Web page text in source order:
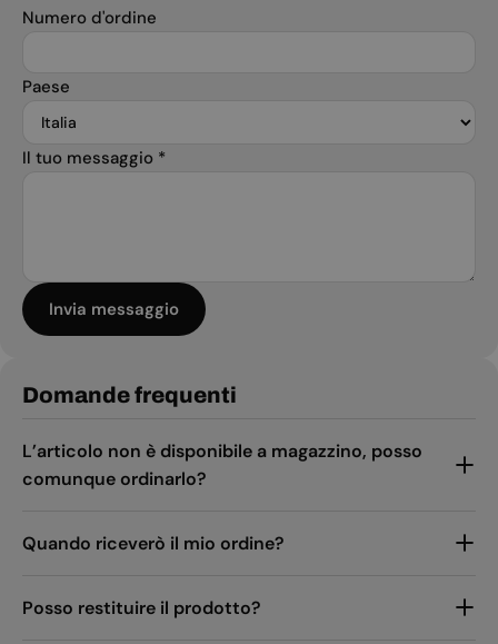
Numero d'ordine
Paese
Il tuo messaggio *
Invia messaggio
Domande frequenti
L’articolo non è disponibile a magazzino, posso
comunque ordinarlo?
Quando riceverò il mio ordine?
Posso restituire il prodotto?